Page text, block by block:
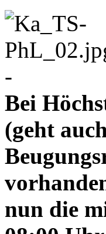
-
Bei
(geht
nun die